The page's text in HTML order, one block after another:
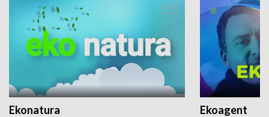
Ekonatura Ekoagent